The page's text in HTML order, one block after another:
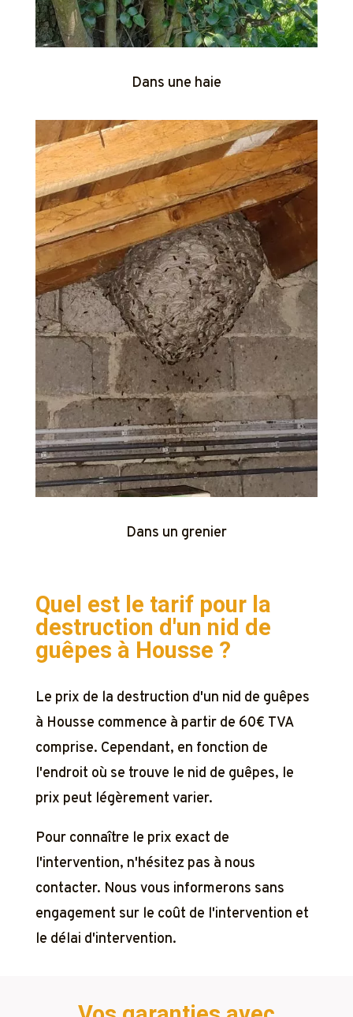
Dans une haie
Dans un grenier
Quel est le tarif pour la
destruction d'un nid de
guêpes à Housse ?
Le prix de la destruction d'un nid de guêpes
à Housse commence à partir de 60€ TVA
comprise. Cependant, en fonction de
l'endroit où se trouve le nid de guêpes, le
prix peut légèrement varier.
Pour connaître le prix exact de
l'intervention, n'hésitez pas à nous
contacter. Nous vous informerons sans
engagement sur le coût de l'intervention et
le délai d'intervention.